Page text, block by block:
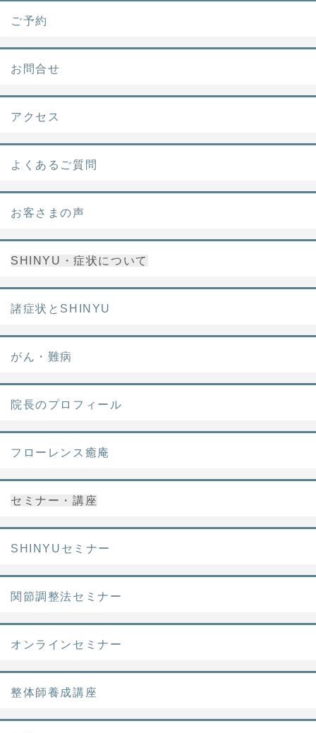
ご予約
お問合せ
アクセス
よくあるご質問
お客さまの声
SHINYU・症状について
諸症状とSHINYU
がん・難病
院長のプロフィール
フローレンス癒庵
セミナー・講座
SHINYUセミナー
関節調整法セミナー
オンラインセミナー
整体師養成講座